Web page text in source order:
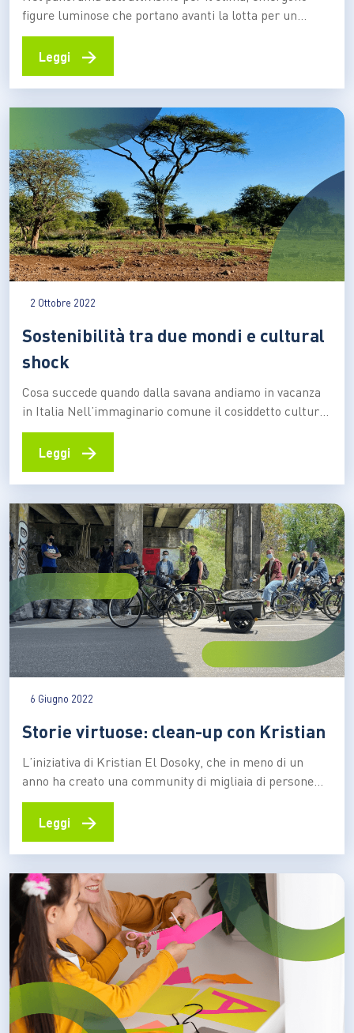
figure luminose che portano avanti la lotta per un
futuro sostenibile e giusto. Tra queste, spicca Fatou
Jeng, giovane attivista originaria del Gambia, la cui
a livello nazionale e internazionale. Fatou Jeng è il volto
di Clean…
Leggi →
2 Ottobre 2022
Sostenibilità tra due mondi e cultural
shock
Cosa succede quando dalla savana andiamo in vacanza
in Italia Nell’immaginario comune il cosiddetto cultural
shock avviene solamente quando da una situazione di
comfort e agi ci si sposta in un contesto diverso e
della nostra vita, invece, il cultural shock…
Leggi →
6 Giugno 2022
Storie virtuose: clean-up con Kristian
L’iniziativa di Kristian El Dosoky, che in meno di un
anno ha creato una community di migliaia di persone
che si danno appuntamento online per raccogliere la
spazzatura da parchi e aree urbane: “Vorrei arrivare in
L’impegno di Kristian El Dosoky…
Leggi →